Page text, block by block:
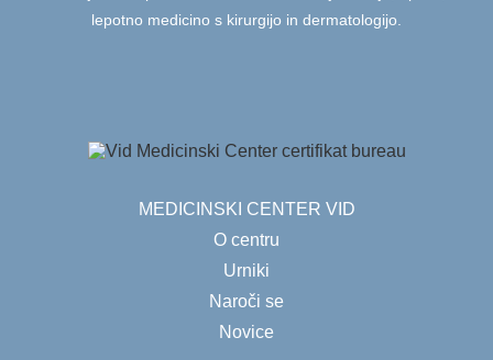
lepotno medicino s kirurgijo in dermatologijo.
MEDICINSKI CENTER VID
O centru
Urniki
Naroči se
Novice